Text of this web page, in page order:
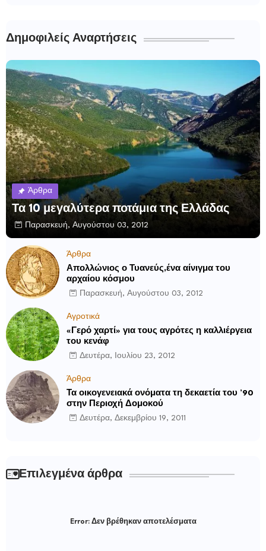
Δημοφιλείς Αναρτήσεις
Άρθρα
Τα 10 μεγαλύτερα ποτάμια της Ελλάδας
Παρασκευή, Αυγούστου 03, 2012
Άρθρα
Απολλώνιος ο Τυανεύς,ένα αίνιγμα του
αρχαίου κόσμου
Παρασκευή, Αυγούστου 03, 2012
Αγροτικά
«Γερό χαρτί» για τους αγρότες η καλλιέργεια
του κενάφ
Δευτέρα, Ιουλίου 23, 2012
Άρθρα
Τα οικογενειακά ονόματα τη δεκαετία του ’90
στην Περιοχή Δομοκού
Δευτέρα, Δεκεμβρίου 19, 2011
Επιλεγμένα άρθρα
Error:Δεν βρέθηκαν αποτελέσματα